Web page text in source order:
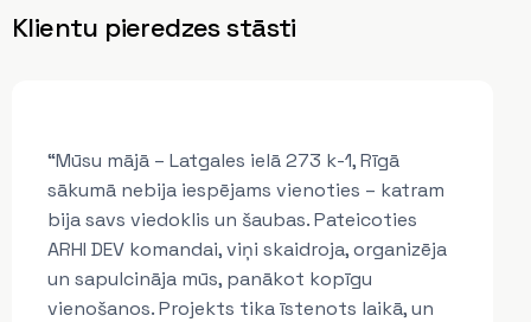
Klientu pieredzes stāsti
“Mūsu mājā – Latgales ielā 273 k-1, Rīgā
sākumā nebija iespējams vienoties – katram
bija savs viedoklis un šaubas. Pateicoties
ARHI DEV komandai, viņi skaidroja, organizēja
un sapulcināja mūs, panākot kopīgu
vienošanos. Projekts tika īstenots laikā, un
“Mūsu mājas Rīgas ielā 16, Ropažos lielākais
izaicinājums bija dažādu iedzīvotāju interešu
un finansiālo iespēju saskaņošana. ARHI DEV
organizēja vairākas sapulces, pacietīgi
skaidroja procesu un atrada risinājumu, kas
apmierināja visus. Rezultātā māja tika
renovēta, un mēs esam pateicīgi par viņu
profesionalitāti.”